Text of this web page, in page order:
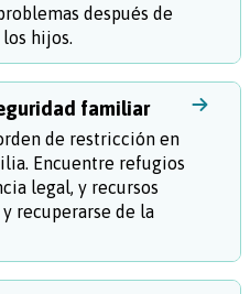
después de
hijos.
familiar
de restricción en
Encuentre refugios
legal, y recursos
recuperarse de la